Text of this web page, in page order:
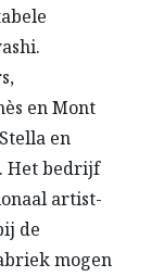
en Mont
en
Het bedrijf
artist-
de
mogen